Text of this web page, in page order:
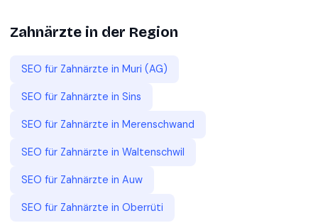
Zahnärzte in der Region
SEO für Zahnärzte in Muri (AG)
SEO für Zahnärzte in Sins
SEO für Zahnärzte in Merenschwand
SEO für Zahnärzte in Waltenschwil
SEO für Zahnärzte in Auw
SEO für Zahnärzte in Oberrüti